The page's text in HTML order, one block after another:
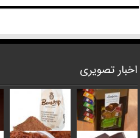
اخبار تصویری